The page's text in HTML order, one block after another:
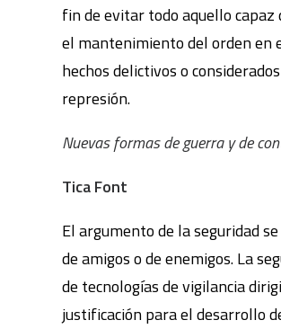
fin de evitar todo aquello
el mantenimiento del orden en
hechos delictivos o
represión.
Nuevas formas de guerra y de
Tica Font
El argumento de la seguridad
de amigos o de enemigos. La
de tecnologías de vigilancia
justificación para el desarrollo